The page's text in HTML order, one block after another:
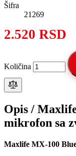
Šifra
21269
2.520 RSD
Količina
Opis /
mikrofon sa
Maxlife MX-100